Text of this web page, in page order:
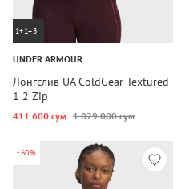
1+1=3
UNDER ARMOUR
Лонгслив UA ColdGear Textured
1 2 Zip
411 600 сум 1 029 000 сум
-60%